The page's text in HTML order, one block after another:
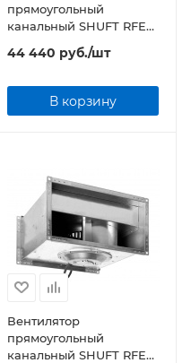
прямоугольный
канальный SHUFT RFE
500х250-4 VIM
44 440 руб./шт
В корзину
Вентилятор
прямоугольный
канальный SHUFT RFE